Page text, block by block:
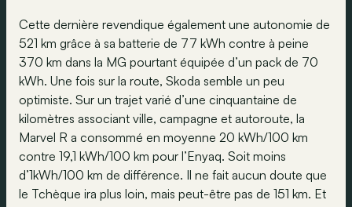
Cette dernière revendique également une autonomie de
521 km grâce à sa batterie de 77 kWh contre à peine
370 km dans la MG pourtant équipée d’un pack de 70
kWh. Une fois sur la route, Skoda semble un peu
optimiste. Sur un trajet varié d’une cinquantaine de
kilomètres associant ville, campagne et autoroute, la
Marvel R a consommé en moyenne 20 kWh/100 km
contre 19,1 kWh/100 km pour l’Enyaq. Soit moins
d’1kWh/100 km de différence. Il ne fait aucun doute que
le Tchèque ira plus loin, mais peut-être pas de 151 km. Et